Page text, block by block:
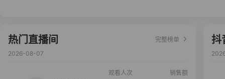
热门直播间
完整榜单
2026-08-07
观看人次 销售额
抖